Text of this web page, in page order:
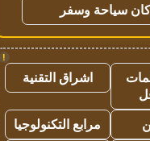
سياحة وسفر
!
اشراق التقنية
مرابع التكنولوجيا